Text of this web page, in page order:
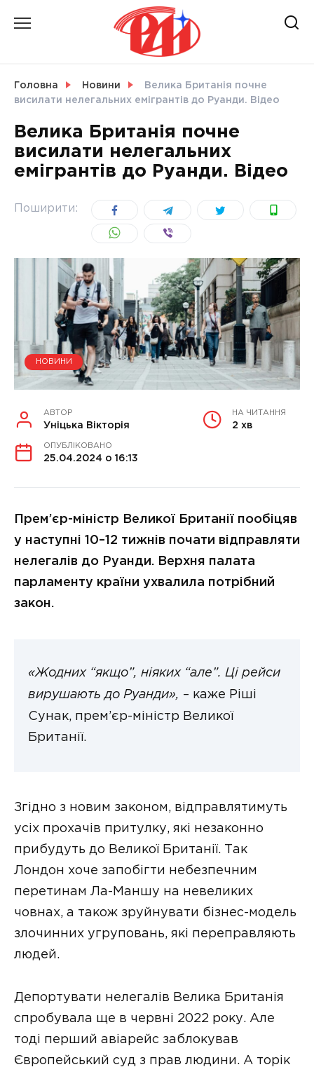
Головна Новини
Велика Британія почне
висилати нелегальних емігрантів до Руанди. Відео
Велика Британія почне
висилати нелегальних
емігрантів до Руанди. Відео
Поширити:
НОВИНИ
АВТОР
Уніцька Вікторія
НА ЧИТАННЯ
2 хв
ОПУБЛІКОВАНО
25.04.2024 о 16:13
Прем’єр-міністр Великої Британії пообіцяв
у наступні 10–12 тижнів почати відправляти
нелегалів до Руанди. Верхня палата
парламенту країни ухвалила потрібний
закон.
«Жодних “якщо”, ніяких “але”. Ці рейси
вирушають до Руанди», – каже Ріші
Сунак, прем’єр-міністр Великої
Британії.
Згідно з новим законом, відправлятимуть
усіх прохачів притулку, які незаконно
прибудуть до Великої Британії. Так
Лондон хоче запобігти небезпечним
перетинам Ла-Маншу на невеликих
човнах, а також зруйнувати бізнес-модель
злочинних угруповань, які переправляють
людей.
Депортувати нелегалів Велика Британія
спробувала ще в червні 2022 року. Але
тоді перший авіарейс заблокував
Європейський суд з прав людини. А торік